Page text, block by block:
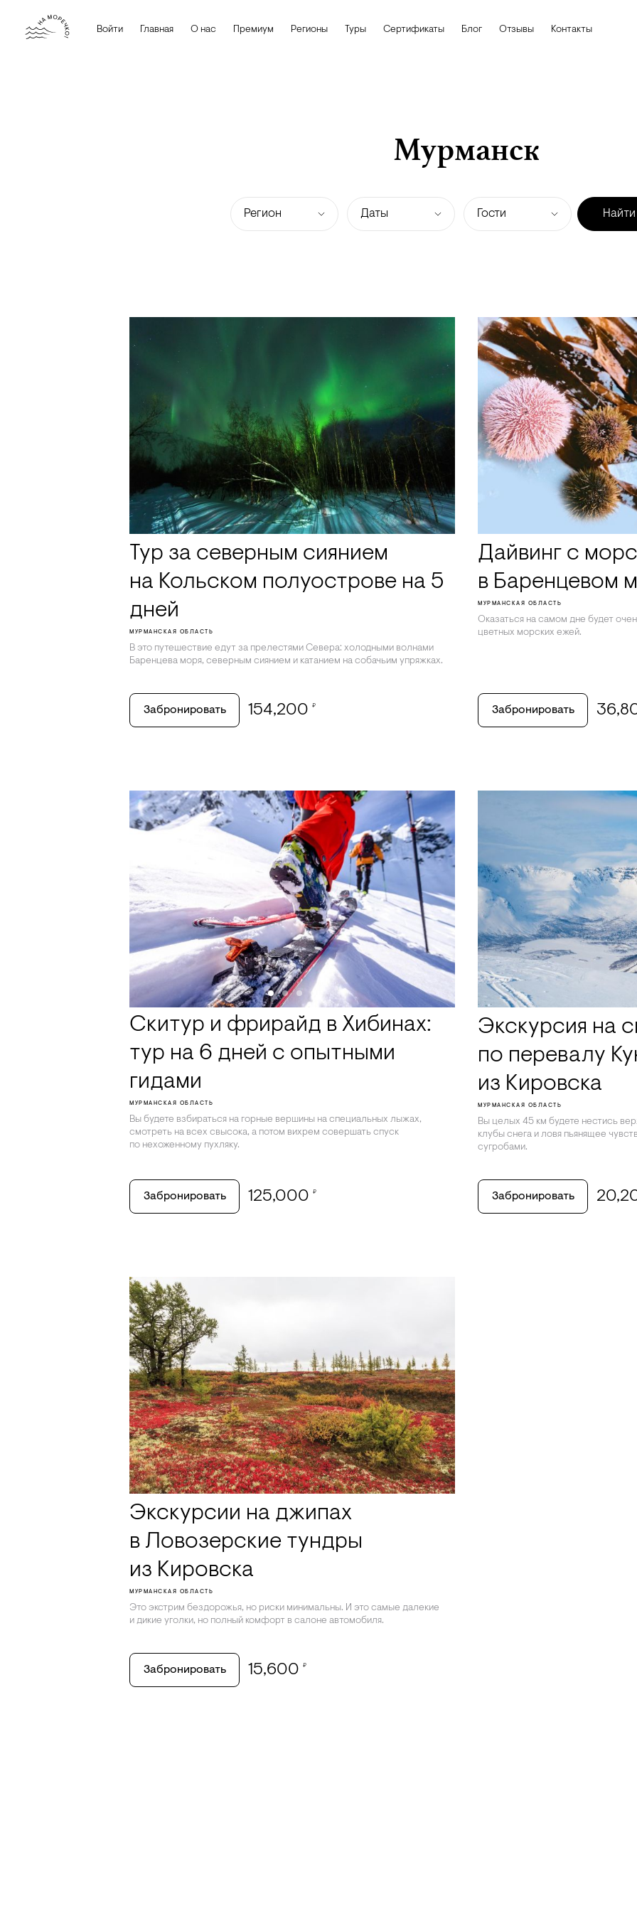
Войти Главная О нас Премиум Регионы Туры Сертификаты Блог Отзывы Контакты
Мурманск
Регион Даты Гости Найти
Тур за северным сиянием
на Кольском полуострове на 5
дней
МУРМАНСКАЯ ОБЛАСТЬ
В это путешествие едут за прелестями Севера: холодными волнами
Баренцева моря, северным сиянием и катанием на собачьим упряжках.
Забронировать 154,200 ₽
Дайвинг с
в Баренцевом
МУРМАНСКАЯ ОБЛАСТЬ
Оказаться на самом дне будет
цветных морских ежей.
Забронировать
Скитур и фрирайд в Хибинах:
тур на 6 дней с опытными
гидами
МУРМАНСКАЯ ОБЛАСТЬ
Вы будете взбираться на горные вершины на специальных лыжах,
смотреть на всех свысока, а потом вихрем совершать спуск
по нехоженному пухляку.
Забронировать 125,000 ₽
Экскурсия на
по перевалу
из Кировска
МУРМАНСКАЯ ОБЛАСТЬ
Вы целых 45 км будете нестись
клубы снега и ловя пьянящее
сугробами.
Забронировать
Экскурсии на джипах
в Ловозерские тундры
из Кировска
МУРМАНСКАЯ ОБЛАСТЬ
Это экстрим бездорожья, но риски минимальны. И это самые далекие
и дикие уголки, но полный комфорт в салоне автомобиля.
Забронировать 15,600 ₽